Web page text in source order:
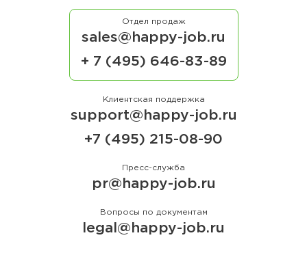
Отдел продаж
sales@happy-job.ru
+ 7 (495) 646-83-89
Клиентская поддержка
support@happy-job.ru
+7 (495) 215-08-90
Пресс-служба
pr@happy-job.ru
Вопросы по документам
legal@happy-job.ru